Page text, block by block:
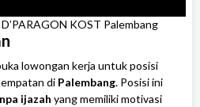
KOST Palembang
lowongan kerja untuk posisi
di Palembang. Posisi ini
ijazah yang memiliki motivasi